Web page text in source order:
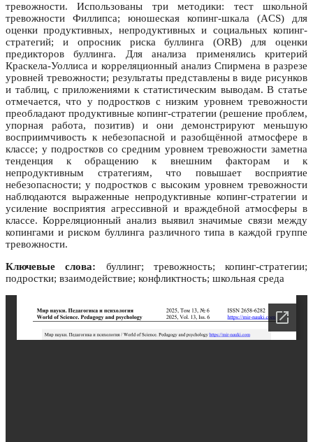
тревожности. Использованы три методики: тест школьной
тревожности Филлипса; юношеская копинг-шкала (ACS) для
оценки продуктивных, непродуктивных и социальных копинг-
стратегий; и опросник риска буллинга (ORB) для оценки
предикторов буллинга. Для анализа применялись критерий
Краскела-Уоллиса и корреляционный анализ Спирмена в разрезе
уровней тревожности; результаты представлены в виде рисунков
и таблиц, с приложениями к статистическим выводам. В статье
отмечается, что у подростков с низким уровнем тревожности
преобладают продуктивные копинг-стратегии (решение проблем,
упорная работа, позитив) и они демонстрируют меньшую
восприимчивость к небезопасной и разобщённой атмосфере в
классе; у подростков со средним уровнем тревожности заметна
тенденция к обращению к внешним факторам и к
непродуктивным стратегиям, что повышает восприятие
небезопасности; у подростков с высоким уровнем тревожности
наблюдаются выраженные непродуктивные копинг-стратегии и
усиление восприятия агрессивной и враждебной атмосферы в
классе. Корреляционный анализ выявил значимые связи между
копингами и риском буллинга различного типа в каждой группе
тревожности.
Ключевые слова: буллинг; тревожность; копинг-стратегии;
подростки; взаимодействие; конфликтность; школьная среда